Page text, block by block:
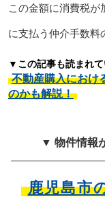
この金額に消費税
に支払う仲介手数料
▼この記事も読まれ
不動産購入におけ
のかも解説！
▼ 物件情報
鹿児島市